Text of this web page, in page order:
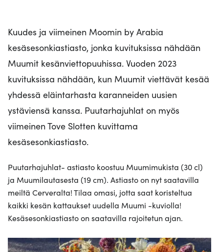
Kuudes ja viimeinen Moomin by Arabia
kesäsesonkiastiasto, jonka kuvituksissa nähdään
Muumit kesänviettopuuhissa. Vuoden 2023
kuvituksissa nähdään, kun Muumit viettävät kesää
yhdessä eläintarhasta karanneiden uusien
ystäviensä kanssa. Puutarhajuhlat on myös
viimeinen Tove Slotten kuvittama
kesäsesonkiastiasto.
Puutarhajuhlat- astiasto koostuu Muumimukista (30 cl)
ja Muumilautasesta (19 cm). Astiasto on nyt saatavilla
meiltä Cerveralta! Tilaa omasi, jotta saat koristeltua
kaikki kesän kattaukset uudella Muumi -kuviolla!
Kesäsesonkiastiasto on saatavilla rajoitetun ajan.